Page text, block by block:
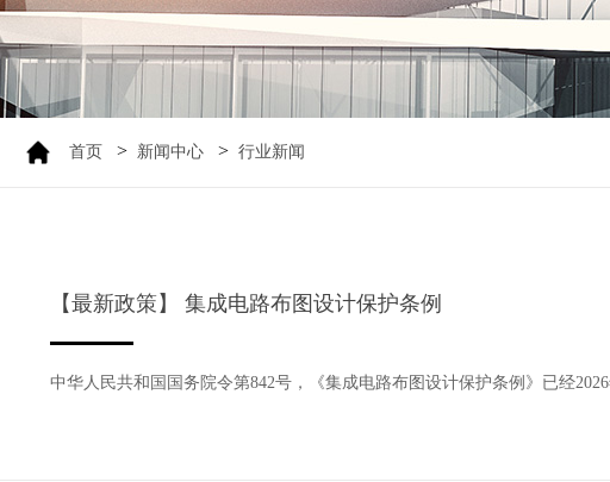
首页 > 新闻中心 > 行业新闻
【最新政策】 集成电路布图设计保护条例
中华人民共和国国务院令第842号，《集成电路布图设计保护条例》已经